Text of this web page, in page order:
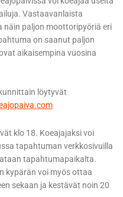
Vastaavanlaista
näin paljon moottoripyöriä eri
on saanut paljon
aikaisempina vuosina
löytyvät
klo 18. Koeajajaksi voi
tapahtuman verkkosivuilla
tapahtumapaikalta.
kypärän voi myös ottaa
sekaan ja kestävät noin 20